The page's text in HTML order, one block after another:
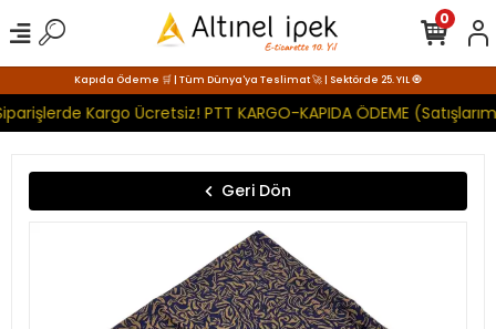
Kapıda Ödeme 🛒 | Tüm Dünya'ya Teslimat 🚀 | Sektörde 25. YIL 🧿
Kargo Ücretsiz! PTT KARGO-KAPIDA ÖDEME
0
Geri Dön